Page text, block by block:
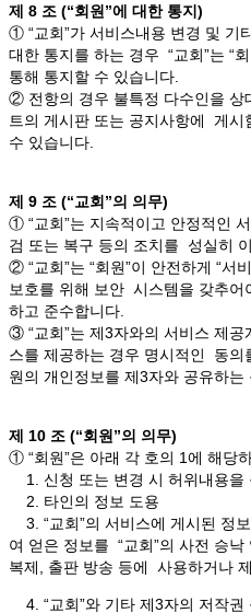
제 8 조 (“회원”에 대한 통지)
① “교회”가 서비스내용 변경 및 기
대한 통지를 하는 경우 “교회”는 “
통해 통지할 수 있습니다.
② 전항의 경우 불특정 다수인을 상
트의 게시판 또는 공지사항에 게
수 있습니다.
제 9 조 (“교회”의 의무)
① “교회”는 지속적이고 안정적인
검 또는 복구 등의 조치를 성실히
② “교회”는 “회원”이 안전하게 “서
보호를 위해 보안 시스템을 갖추어
하고 준수합니다.
③ “교회”는 제3자와의 서비스 제
스를 제공하는 경우 명시적인 동의
원의 개인정보를 제3자와 공유하
제 10 조 (“회원”의 의무)
① “회원”은 아래 각 호의 1에 해당
1. 신청 또는 변경 시 허위내용을
2. 타인의 정보 도용
3. “교회”의 서비스에 게시된 정
여 얻은 정보를 “교회”의 사전 승
복제, 출판 방송 등에 사용하거나
4. “교회”와 기타 제3자의 저작권